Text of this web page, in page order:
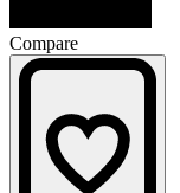
Compare